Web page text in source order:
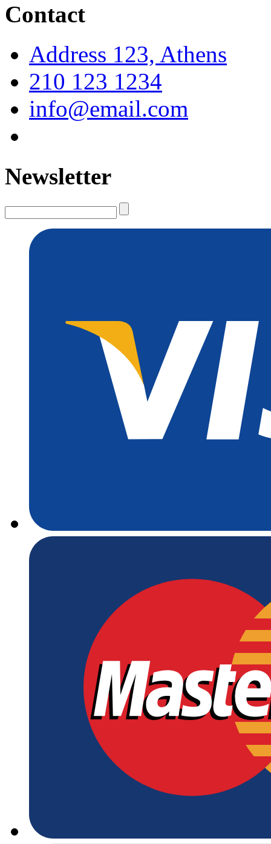
Contact
Address 123, Athens
210 123 1234
info@email.com
Newsletter